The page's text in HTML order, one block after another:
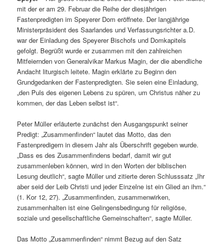
mit der er am 29. Februar die Reihe der diesjährigen
Fastenpredigten im Speyerer Dom eröffnete. Der langjährige
Ministerpräsident des Saarlandes und Verfassungsrichter a.D.
war der Einladung des Speyerer Bischofs und Domkapitels
gefolgt. Begrüßt wurde er zusammen mit den zahlreichen
Mitfeiernden von Generalvikar Markus Magin, der die abendliche
Andacht liturgisch leitete. Magin erklärte zu Beginn den
Grundgedanken der Fastenpredigten. Sie seien eine Einladung,
„den Puls des eigenen Lebens zu spüren, um Christus näher zu
kommen, der das Leben selbst ist“.
Peter Müller erläuterte zunächst den Ausgangspunkt seiner
Predigt: „Zusammenfinden“ lautet das Motto, das den
Fastenpredigern in diesem Jahr als Überschrift gegeben wurde.
„Dass es des Zusammenfindens bedarf, damit wir gut
zusammenleben können, wird in den Worten der biblischen
Lesung deutlich“, sagte Müller und zitierte deren Schlusssatz „Ihr
aber seid der Leib Christi und jeder Einzelne ist ein Glied an ihm.“
(1. Kor 12, 27). „Zusammenfinden, zusammenwirken,
zusammenhalten ist eine Gelingensbedingung für religiöse,
soziale und gesellschaftliche Gemeinschaften“, sagte Müller.
Das Motto „Zusammenfinden“ nimmt Bezug auf den Satz